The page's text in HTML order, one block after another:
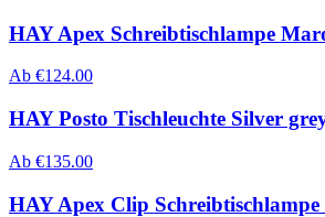
HAY Apex Schreibtischlampe
Ab €124.00
HAY Posto Tischleuchte Silver
Ab €135.00
HAY Apex Clip Schreibtischlampe